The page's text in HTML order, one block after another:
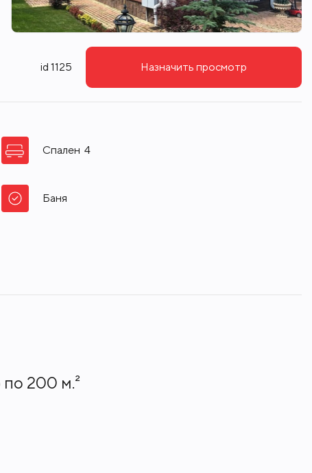
id 1125 Назначить просмотр
Спален 4
Баня
200 м.²